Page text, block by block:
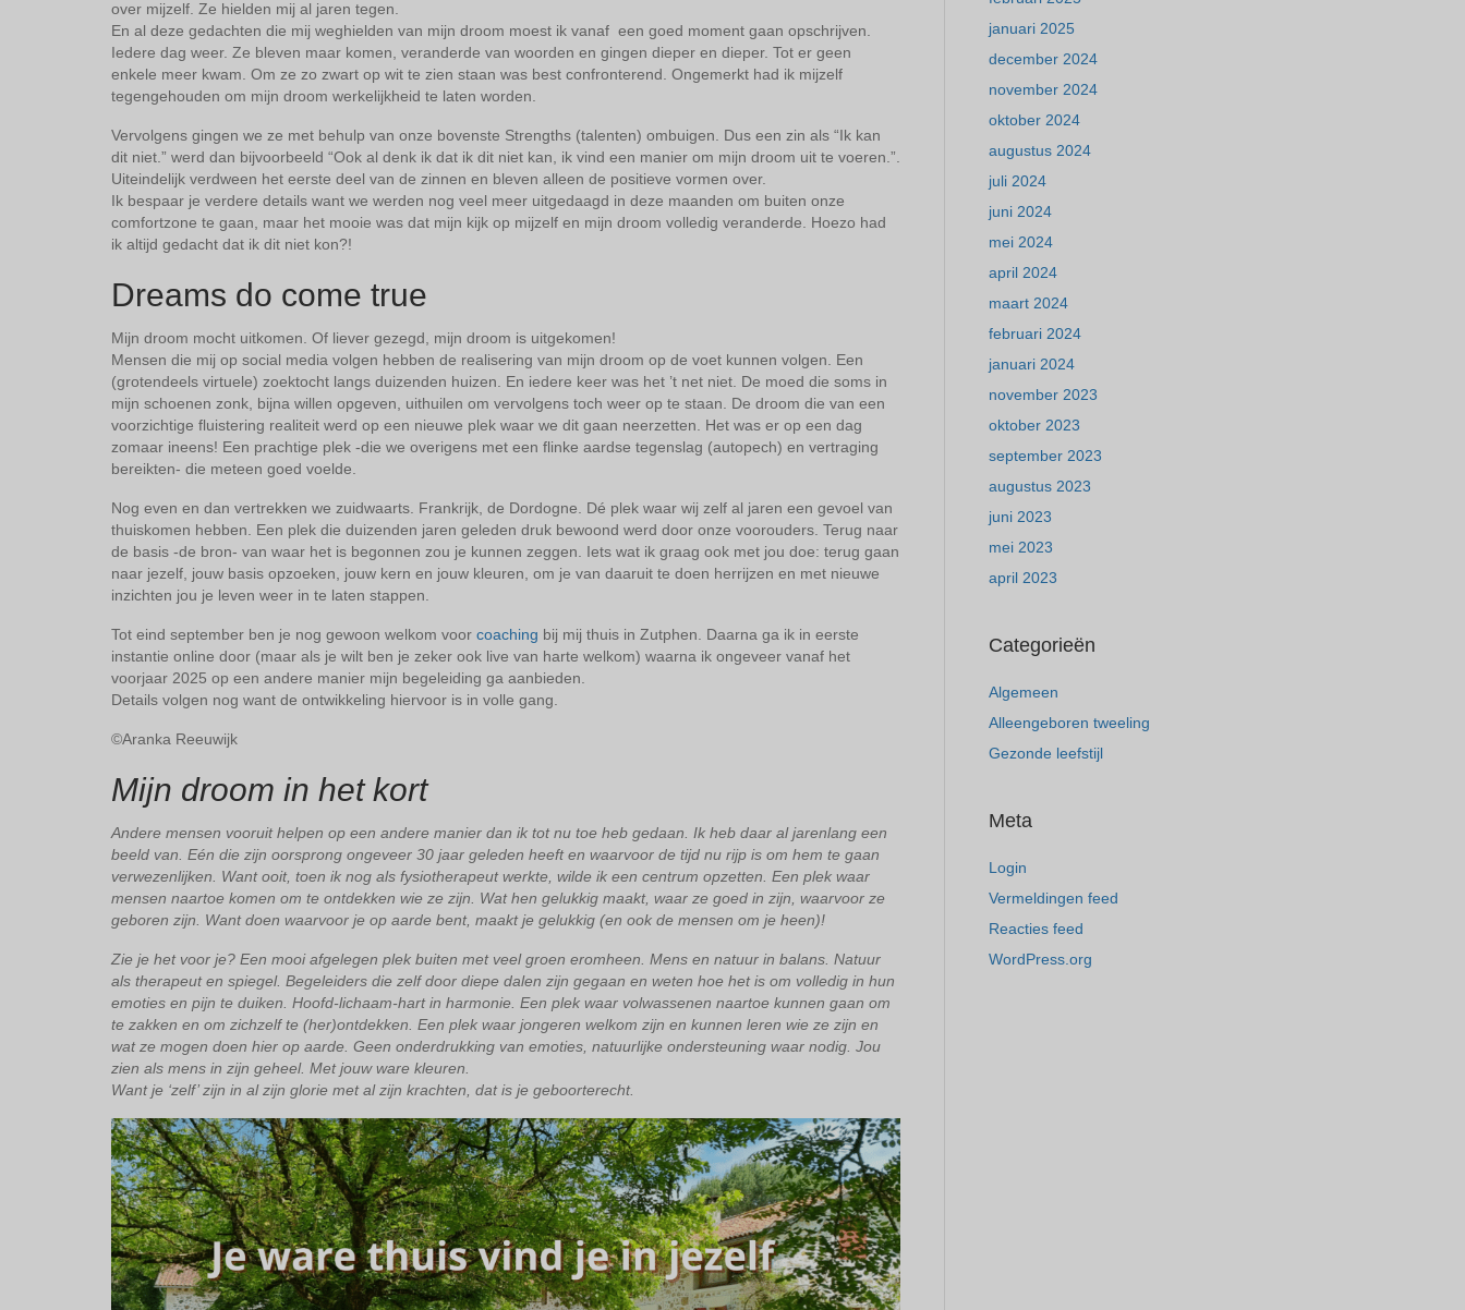
over mijzelf. Ze hielden mij al jaren tegen.
En al deze gedachten die mij weghielden van mijn droom moest ik vanaf een goed moment gaan opschrijven.
Iedere dag weer. Ze bleven maar komen, veranderde van woorden en gingen dieper en dieper. Tot er geen
enkele meer kwam. Om ze zo zwart op wit te zien staan was best confronterend. Ongemerkt had ik mijzelf
tegengehouden om mijn droom werkelijkheid te laten worden.
Vervolgens gingen we ze met behulp van onze bovenste Strengths (talenten) ombuigen. Dus een zin als “Ik kan
dit niet.” werd dan bijvoorbeeld “Ook al denk ik dat ik dit niet kan, ik vind een manier om mijn droom uit te voeren.”.
Uiteindelijk verdween het eerste deel van de zinnen en bleven alleen de positieve vormen over.
Ik bespaar je verdere details want we werden nog veel meer uitgedaagd in deze maanden om buiten onze
comfortzone te gaan, maar het mooie was dat mijn kijk op mijzelf en mijn droom volledig veranderde. Hoezo had
ik altijd gedacht dat ik dit niet kon?!
Dreams do come true
Mijn droom mocht uitkomen. Of liever gezegd, mijn droom is uitgekomen!
Mensen die mij op social media volgen hebben de realisering van mijn droom op de voet kunnen volgen. Een
(grotendeels virtuele) zoektocht langs duizenden huizen. En iedere keer was het ’t net niet. De moed die soms in
mijn schoenen zonk, bijna willen opgeven, uithuilen om vervolgens toch weer op te staan. De droom die van een
voorzichtige fluistering realiteit werd op een nieuwe plek waar we dit gaan neerzetten. Het was er op een dag
zomaar ineens! Een prachtige plek -die we overigens met een flinke aardse tegenslag (autopech) en vertraging
bereikten- die meteen goed voelde.
Nog even en dan vertrekken we zuidwaarts. Frankrijk, de Dordogne. Dé plek waar wij zelf al jaren een gevoel van
thuiskomen hebben. Een plek die duizenden jaren geleden druk bewoond werd door onze voorouders. Terug naar
de basis -de bron- van waar het is begonnen zou je kunnen zeggen. Iets wat ik graag ook met jou doe: terug gaan
naar jezelf, jouw basis opzoeken, jouw kern en jouw kleuren, om je van daaruit te doen herrijzen en met nieuwe
inzichten jou je leven weer in te laten stappen.
Tot eind september ben je nog gewoon welkom voor coaching bij mij thuis in Zutphen. Daarna ga ik in eerste
instantie online door (maar als je wilt ben je zeker ook live van harte welkom) waarna ik ongeveer vanaf het
voorjaar 2025 op een andere manier mijn begeleiding ga aanbieden.
Details volgen nog want de ontwikkeling hiervoor is in volle gang.
©Aranka Reeuwijk
Mijn droom in het kort
Andere mensen vooruit helpen op een andere manier dan ik tot nu toe heb gedaan. Ik heb daar al jarenlang een
beeld van. Eén die zijn oorsprong ongeveer 30 jaar geleden heeft en waarvoor de tijd nu rijp is om hem te gaan
verwezenlijken. Want ooit, toen ik nog als fysiotherapeut werkte, wilde ik een centrum opzetten. Een plek waar
mensen naartoe komen om te ontdekken wie ze zijn. Wat hen gelukkig maakt, waar ze goed in zijn, waarvoor ze
geboren zijn. Want doen waarvoor je op aarde bent, maakt je gelukkig (en ook de mensen om je heen)!
Zie je het voor je? Een mooi afgelegen plek buiten met veel groen eromheen. Mens en natuur in balans. Natuur
als therapeut en spiegel. Begeleiders die zelf door diepe dalen zijn gegaan en weten hoe het is om volledig in hun
emoties en pijn te duiken. Hoofd-lichaam-hart in harmonie. Een plek waar volwassenen naartoe kunnen gaan om
te zakken en om zichzelf te (her)ontdekken. Een plek waar jongeren welkom zijn en kunnen leren wie ze zijn en
wat ze mogen doen hier op aarde. Geen onderdrukking van emoties, natuurlijke ondersteuning waar nodig. Jou
zien als mens in zijn geheel. Met jouw ware kleuren.
Want je ‘zelf’ zijn in al zijn glorie met al zijn krachten, dat is je geboorterecht.
januari 2025
december 2024
november 2024
oktober 2024
augustus 2024
juli 2024
juni 2024
mei 2024
april 2024
maart 2024
februari 2024
januari 2024
november 2023
oktober 2023
september 2023
augustus 2023
juni 2023
mei 2023
april 2023
Categorieën
Algemeen
Alleengeboren tweeling
Gezonde leefstijl
Meta
Login
Vermeldingen feed
Reacties feed
WordPress.org